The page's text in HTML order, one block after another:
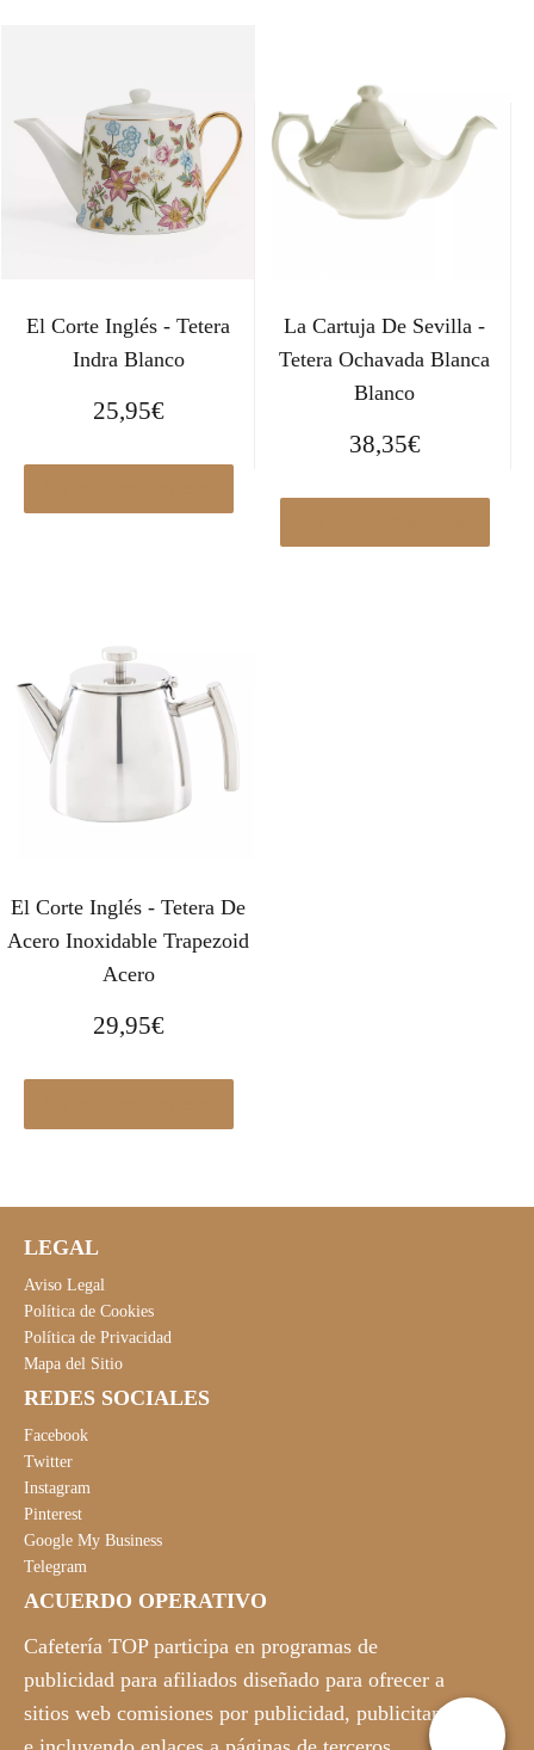
El Corte Inglés - Tetera
Indra Blanco
25,95€
La Cartuja De Sevilla -
Tetera Ochavada Blanca
Blanco
38,35€
El Corte Inglés - Tetera De
Acero Inoxidable Trapezoid
Acero
29,95€
LEGAL
Aviso Legal
Política de Cookies
Política de Privacidad
Mapa del Sitio
REDES SOCIALES
Facebook
Twitter
Instagram
Pinterest
Google My Business
Telegram
ACUERDO OPERATIVO
Cafetería TOP participa en programas de
publicidad para afiliados diseñado para ofrecer a
sitios web comisiones por publicidad, publicitando